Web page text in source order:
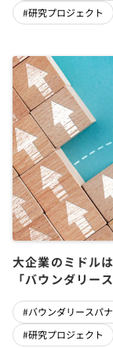
#研究プロジェクト
大企業のミドル
「バウンダリ
#バウンダリースパ
#研究プロジェクト